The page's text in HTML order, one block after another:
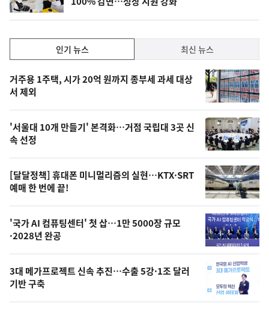
하
락
기,
최
신,
오
늘
의
영
상
오
의
사
진
인기 뉴스 최신 뉴스
기
뉴
스
거주용 1주택, 시가 20억 원까지 종부세 과세 대상
서 제외
'서울대 10개 만들기' 본격화…거점 국립대 3곳 신
속 선정
[달달정책] 휴대폰 미니멀리즘의 실현…KTX·SRT
예매 한 번에 끝!
'국가 AI 컴퓨팅센터' 첫 삽…1만 5000장 규모
·2028년 완공
3대 메가프로젝트 신속 추진…수출 5강·1조 달러
기반 구축